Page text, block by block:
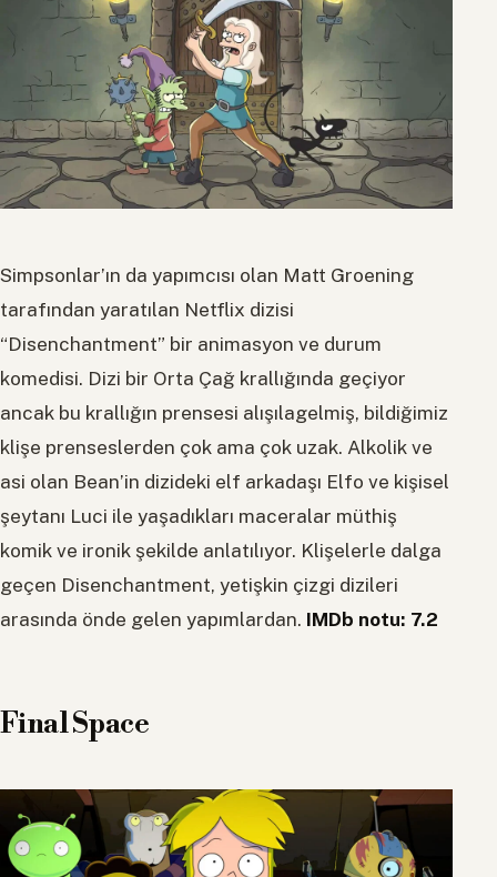
Simpsonlar’ın da yapımcısı olan Matt Groening
tarafından yaratılan Netflix dizisi
“Disenchantment” bir animasyon ve durum
komedisi. Dizi bir Orta Çağ krallığında geçiyor
ancak bu krallığın prensesi alışılagelmiş, bildiğimiz
klişe prenseslerden çok ama çok uzak. Alkolik ve
asi olan Bean’in dizideki elf arkadaşı Elfo ve kişisel
şeytanı Luci ile yaşadıkları maceralar müthiş
komik ve ironik şekilde anlatılıyor. Klişelerle dalga
geçen Disenchantment, yetişkin çizgi dizileri
arasında önde gelen yapımlardan. IMDb notu: 7.2
Final Space